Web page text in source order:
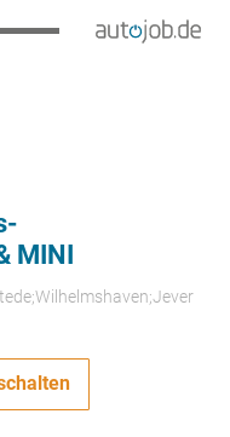
MINI